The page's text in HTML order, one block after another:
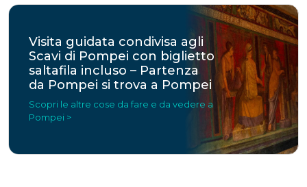
Visita guidata condivisa agli
Scavi di Pompei con biglietto
saltafila incluso – Partenza
da Pompei si trova a Pompei
Scopri le altre cose da fare e da vedere a
Pompei >